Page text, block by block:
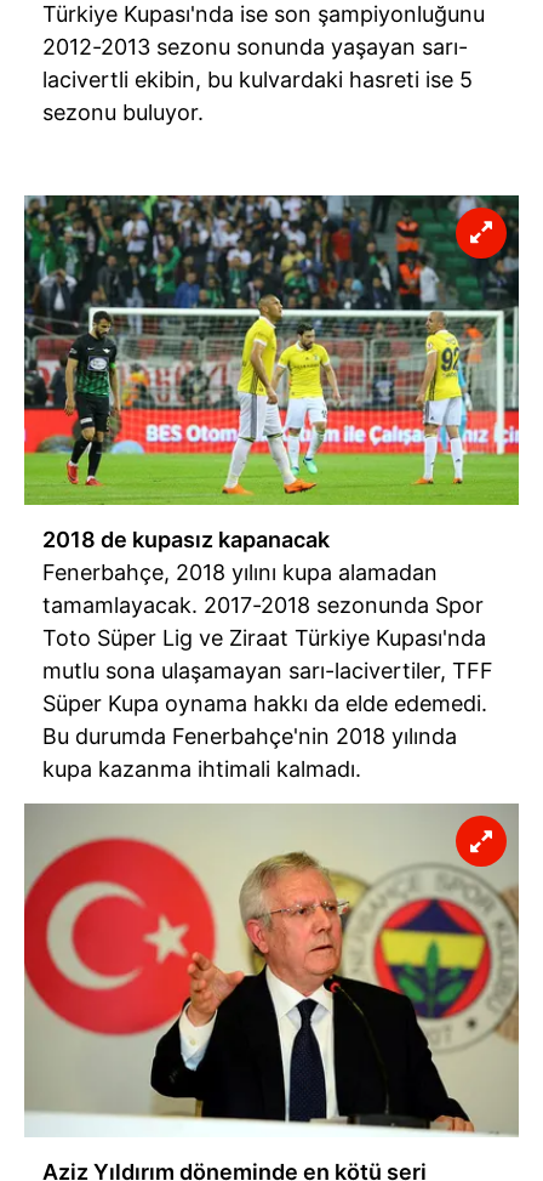
için Ayarlar butonuna tıklayabilir,Çerez Bilgilendirme
Metnimiziziyaret edebilirsiniz.
6698 sayılı Kişisel Verilerin Korunması Kanunu uyarınca
almak için lütfentıklayınız.
Türkiye Kupası'nda ise son şampiyonluğunu
2012-2013 sezonu sonunda yaşayan sarı-
lacivertli ekibin, bu kulvardaki hasreti ise 5
sezonu buluyor.
2018 de kupasız kapanacak
Fenerbahçe, 2018 yılını kupa alamadan
tamamlayacak. 2017-2018 sezonunda Spor
Toto Süper Lig ve Ziraat Türkiye Kupası'nda
mutlu sona ulaşamayan sarı-lacivertiler, TFF
Süper Kupa oynama hakkı da elde edemedi.
Bu durumda Fenerbahçe'nin 2018 yılında
kupa kazanma ihtimali kalmadı.
Aziz Yıldırım döneminde en kötü seri